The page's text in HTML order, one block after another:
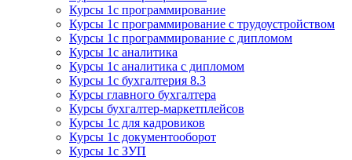
Курсы 1с программирование
Курсы 1с программирование с трудоустройством
Курсы 1с программирование с дипломом
Курсы 1с аналитика
Курсы 1с аналитика с дипломом
Курсы 1с бухгалтерия 8.3
Курсы главного бухгалтера
Курсы бухгалтер-маркетплейсов
Курсы 1с для кадровиков
Курсы 1с документооборот
Курсы 1с ЗУП